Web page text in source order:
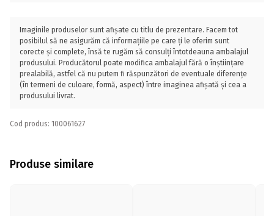
Imaginile produselor sunt afișate cu titlu de prezentare. Facem tot
posibilul să ne asigurăm că informațiile pe care ți le oferim sunt
corecte și complete, însă te rugăm să consulți întotdeauna ambalajul
produsului. Producătorul poate modifica ambalajul fără o înștiințare
prealabilă, astfel că nu putem fi răspunzători de eventuale diferențe
(în termeni de culoare, formă, aspect) între imaginea afișată și cea a
produsului livrat.
Cod produs: 100061627
Produse similare